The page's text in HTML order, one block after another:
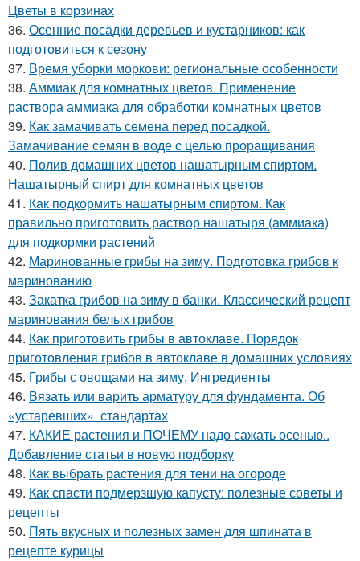
Цветы в корзинах
36. Осенние посадки деревьев и кустарников: как
подготовиться к сезону
37. Время уборки моркови: региональные особенности
38. Аммиак для комнатных цветов. Применение
раствора аммиака для обработки комнатных цветов
39. Как замачивать семена перед посадкой.
Замачивание семян в воде с целью проращивания
40. Полив домашних цветов нашатырным спиртом.
Нашатырный спирт для комнатных цветов
41. Как подкормить нашатырным спиртом. Как
правильно приготовить раствор нашатыря (аммиака)
для подкормки растений
42. Маринованные грибы на зиму. Подготовка грибов к
маринованию
43. Закатка грибов на зиму в банки. Классический рецепт
маринования белых грибов
44. Как приготовить грибы в автоклаве. Порядок
приготовления грибов в автоклаве в домашних условиях
45. Грибы с овощами на зиму. Ингредиенты
46. Вязать или варить арматуру для фундамента. Об
«устаревших» стандартах
47. КАКИЕ растения и ПОЧЕМУ надо сажать осенью..
Добавление статьи в новую подборку
48. Как выбрать растения для тени на огороде
49. Как спасти подмерзшую капусту: полезные советы и
рецепты
50. Пять вкусных и полезных замен для шпината в
рецепте курицы